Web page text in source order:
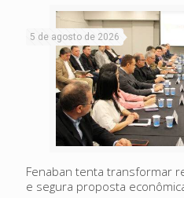
5 de agosto de 2026
Fenaban tenta transformar
e segura proposta